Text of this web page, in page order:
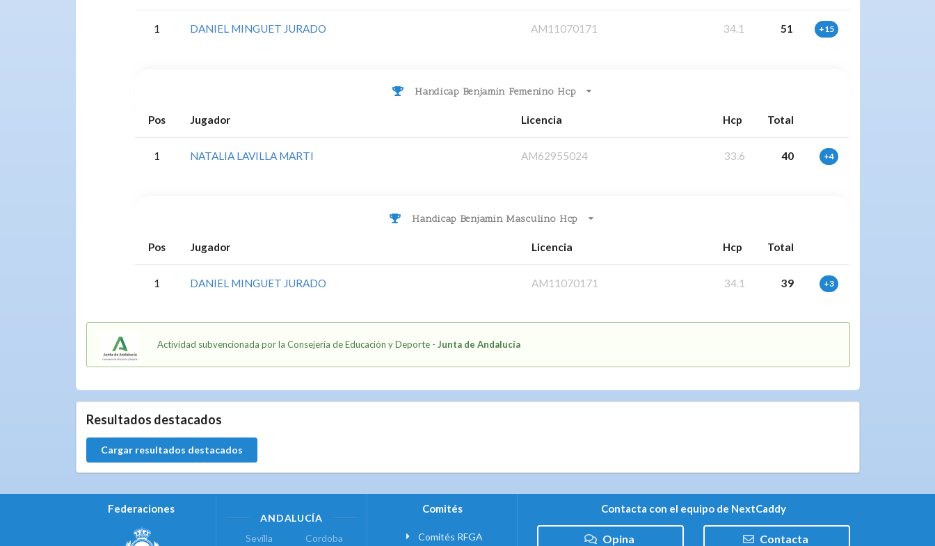
1 DANIEL MINGUET JURADO AM11070171 34.1 51 +15
Handicap Benjamin Femenino Hcp
Pos Jugador Licencia Hcp Total
1 NATALIA LAVILLA MARTI AM62955024 33.6 40 +4
Handicap Benjamin Masculino Hcp
Pos Jugador Licencia Hcp Total
1 DANIEL MINGUET JURADO AM11070171 34.1 39 +3
Actividad subvencionada por la Consejería de Educación y Deporte -Junta de Andalucía
Resultados destacados
Cargar resultados destacados
Federaciones
ANDALUCÍA
Sevilla
Cordoba
Comités
Comités RFGA
Contacta con el equipo de NextCaddy
Opina Contacta